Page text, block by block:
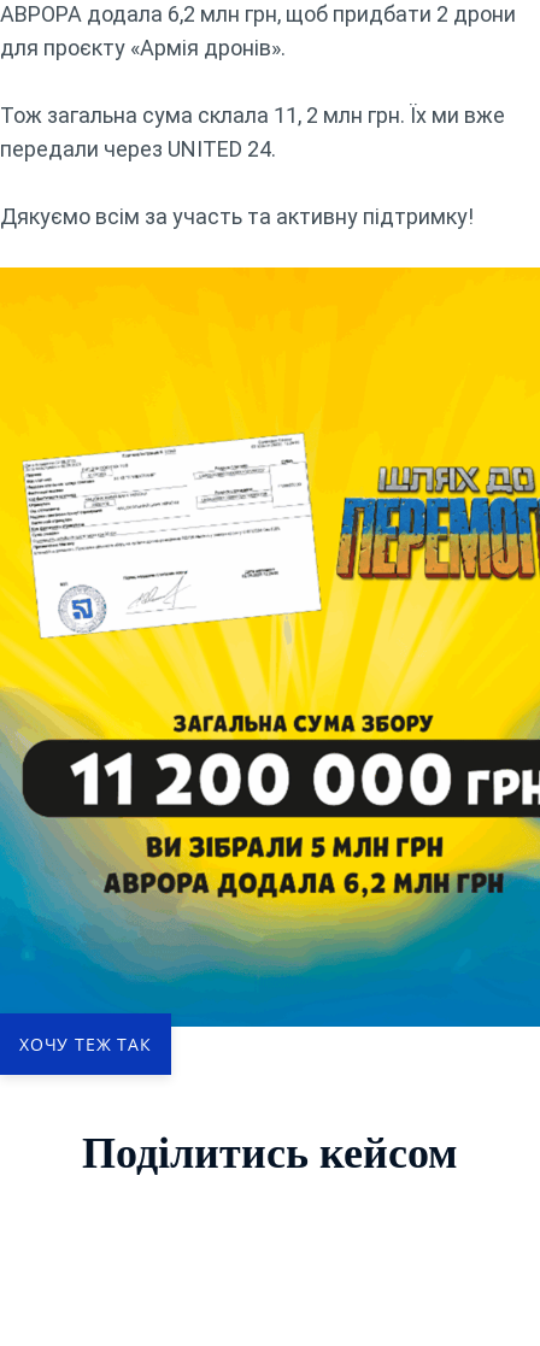
АВРОРА додала 6,2 млн грн, щоб придбати 2 дрони
для проєкту «Армія дронів».
Тож загальна сума склала 11, 2 млн грн. Їх ми вже
передали через UNITED 24.
Дякуємо всім за участь та активну підтримку!
ХОЧУ ТЕЖ ТАК
Поділитись кейсом